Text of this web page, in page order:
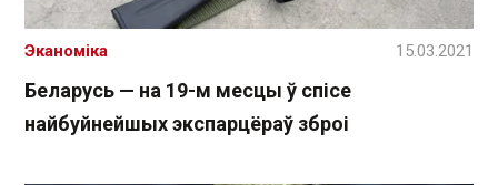
Беларусь — на 19-м месцы ў спісе
найбуйнейшых экспарцёраў зброі
Эканоміка 15.03.2021